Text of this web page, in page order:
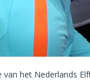
van het Nederlands